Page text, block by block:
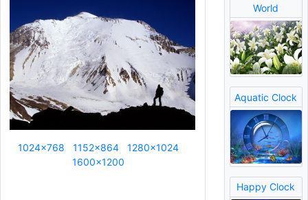
1024x768 1152x864
1280x1024
1600x1200
World
Aquatic Clock
Happy Clock